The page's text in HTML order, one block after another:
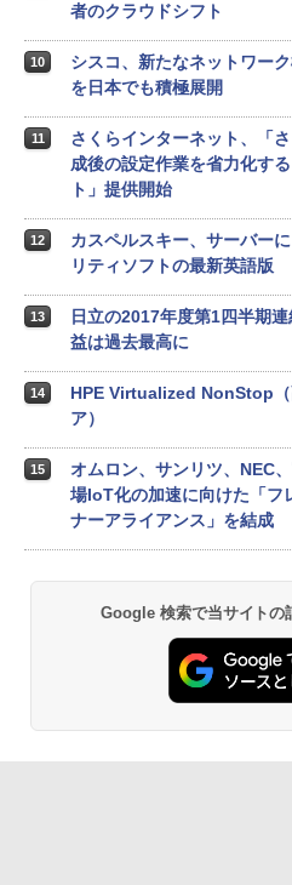
者のクラウドシフト
10
シスコ、新たなネットワー
を日本でも積極展開
11
さくらインターネット、「
成後の設定作業を省力化す
ト」提供開始
12
カスペルスキー、サーバー
リティソフトの最新英語版
13
日立の2017年度第1四半期
益は過去最高に
14
HPE Virtualized NonStop（
ア）
15
オムロン、サンリツ、NEC
場IoT化の加速に向けた「フ
ナーアライアンス」を結成
Google 検索で当サイトの